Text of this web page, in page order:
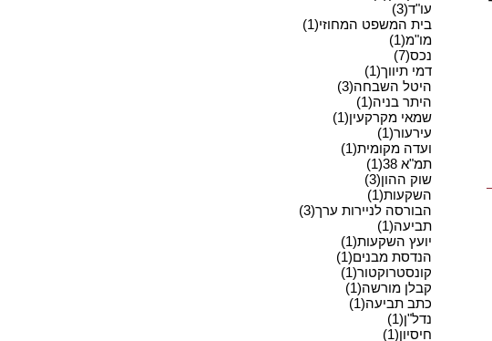
עו"ד(3)
בית המשפט המחוזי(1)
מו"מ(1)
נכס(7)
דמי תיווך(1)
היטל השבחה(3)
היתר בניה(1)
שמאי מקרקעין(1)
עירעור(1)
ועדה מקומית(1)
תמ"א 38(1)
שוק ההון(3)
השקעות(1)
הבורסה לניירות ערך(3)
תביעה(1)
יועץ השקעות(1)
הנדסת מבנים(1)
קונסטרוקטור(1)
קבלן מורשה(1)
כתב תביעה(1)
נדל"ן(1)
חיסיון(1)